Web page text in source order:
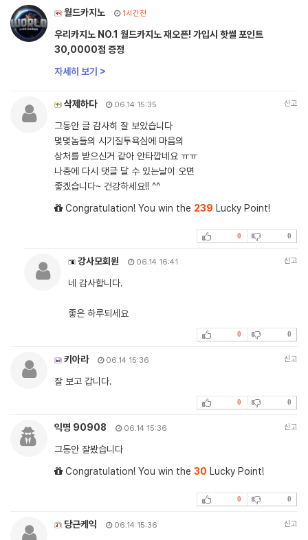
월드카지노 1시간전
우리카지노 NO.1 월드카지노 재오픈! 가입시 핫썰 포인트
30,0000점 증정
자세히 보기 >
삭제하다 06.14 15:35 신고
그동안 글 감사히 잘 보았습니다
몇몇놈들의 시기질투욕심에 마음의
상처를 받으신거 같아 안타깝네요 ㅠㅠ
나충에 다시 댓글 달 수 있는날이 오면
좋겠습니다~ 건강하세요!! ^^
Congratulation! You win the 239 Lucky Point!
0 0
강사모회원 06.14 16:41 신고
네 감사합니다.
좋은 하루되세요
0 0
키아라 06.14 15:36 신고
잘 보고 갑니다.
0 0
익명 90908 06.14 15:36 신고
그동안 잘봤습니다
Congratulation! You win the 30 Lucky Point!
0 0
당근케익 06.14 15:36 신고